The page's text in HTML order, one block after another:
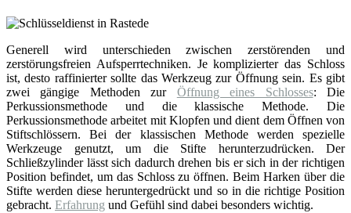
Generell wird unterschieden zwischen zerstörenden und
zerstörungsfreien Aufsperrtechniken. Je komplizierter das Schloss
ist, desto raffinierter sollte das Werkzeug zur Öffnung sein. Es gibt
zwei gängige Methoden zur Öffnung eines Schlosses: Die
Perkussionsmethode und die klassische Methode. Die
Perkussionsmethode arbeitet mit Klopfen und dient dem Öffnen von
Stiftschlössern. Bei der klassischen Methode werden spezielle
Werkzeuge genutzt, um die Stifte herunterzudrücken. Der
Schließzylinder lässt sich dadurch drehen bis er sich in der richtigen
Position befindet, um das Schloss zu öffnen. Beim Harken über die
Stifte werden diese heruntergedrückt und so in die richtige Position
gebracht. Erfahrung und Gefühl sind dabei besonders wichtig.